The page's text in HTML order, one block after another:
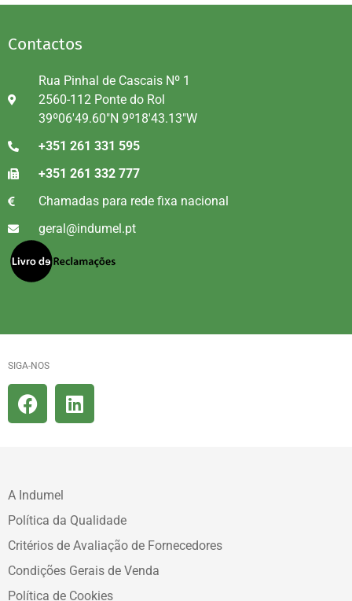
Contactos
Rua Pinhal de Cascais Nº 1
2560-112 Ponte do Rol
39º06'49.60"N 9º18'43.13"W
+351 261 331 595
+351 261 332 777
Chamadas para rede fixa nacional
geral@indumel.pt
SIGA-NOS
A Indumel
Política da Qualidade
Critérios de Avaliação de Fornecedores
Condições Gerais de Venda
Política de Cookies